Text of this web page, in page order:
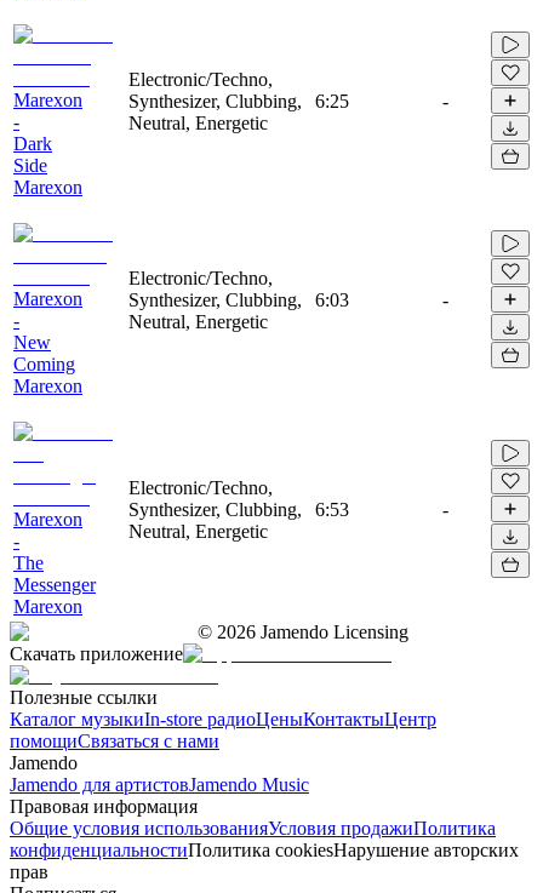
Marexon
-
Dark
Side
Marexon
Electronic/Techno,
Synthesizer, Clubbing,
Neutral, Energetic
6:25 -
Marexon
-
New
Coming
Marexon
Electronic/Techno,
Synthesizer, Clubbing,
Neutral, Energetic
6:03 -
Marexon
-
The
Messenger
Marexon
Electronic/Techno,
Synthesizer, Clubbing,
Neutral, Energetic
6:53 -
© 2026 Jamendo Licensing
Скачать приложение
Полезные ссылки
Каталог музыкиIn-store радиоЦеныКонтактыЦентр
помощиСвязаться с нами
Jamendo
Jamendo для артистовJamendo Music
Правовая информация
Общие условия использованияУсловия продажиПолитика
конфиденциальностиПолитика cookiesНарушение авторских
прав